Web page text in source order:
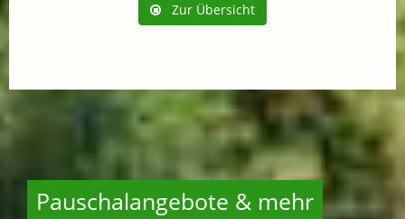
Zur Übersicht
Pauschalangebote & mehr